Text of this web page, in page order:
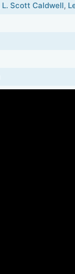
L. Scott Caldwell,